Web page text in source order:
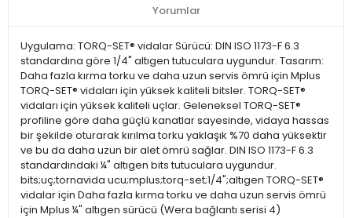
Yorumlar
Uygulama: TORQ-SET® vidalar Sürücü: DIN ISO 1173-F 6.3
standardına göre 1/4" altıgen tutuculara uygundur. Tasarım:
Daha fazla kırma torku ve daha uzun servis ömrü için Mplus
TORQ-SET® vidaları için yüksek kaliteli bitsler. TORQ-SET®
vidaları için yüksek kaliteli uçlar. Geleneksel TORQ-SET®
profiline göre daha güçlü kanatlar sayesinde, vidaya hassas
bir şekilde oturarak kırılma torku yaklaşık %70 daha yüksektir
ve bu da daha uzun bir alet ömrü sağlar. DIN ISO 1173-F 6.3
standardındaki ¼" altıgen bits tutuculara uygundur.
bits;uç;tornavida ucu;mplus;torq-set;1/4";altıgen TORQ-SET®
vidalar için Daha fazla kırma torku ve daha uzun servis ömrü
için Mplus ¼" altıgen sürücü (Wera bağlantı serisi 4)